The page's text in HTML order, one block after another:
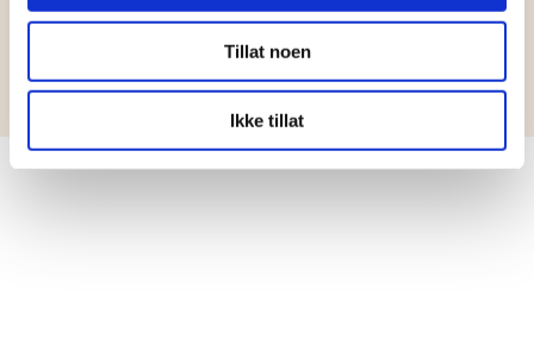
Tillat noen
Ikke tillat